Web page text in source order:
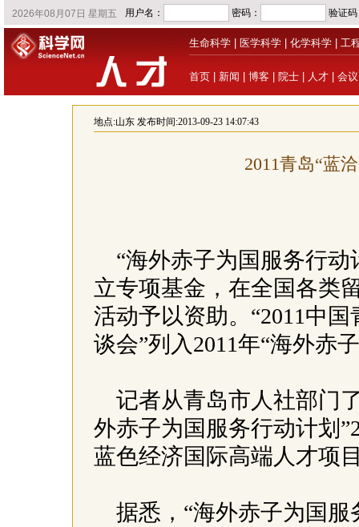
生命科学 医学科学 化学科学 工
首页 新闻 博客 院士 人才 会议
地点:山东发布时间:2013-09-23 14:07:43
2011青岛“蓝
“海外赤子为国服务行
立专项基金，在全国各类
活动予以资助。“2011中
谈会”列入2011年“海外赤
记者从青岛市人社部门
外赤子为国服务行动计划
蓝色经济国际高端人才项
据悉，“海外赤子为国